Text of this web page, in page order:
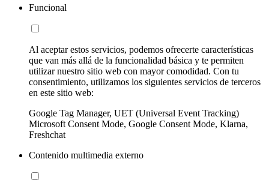
Funcional
Al aceptar estos servicios, podemos ofrecerte características
que van más allá de la funcionalidad básica y te permiten
utilizar nuestro sitio web con mayor comodidad. Con tu
consentimiento, utilizamos los siguientes servicios de terceros
en este sitio web:
Google Tag Manager, UET (Universal Event Tracking)
Microsoft Consent Mode, Google Consent Mode, Klarna,
Freshchat
Contenido multimedia externo